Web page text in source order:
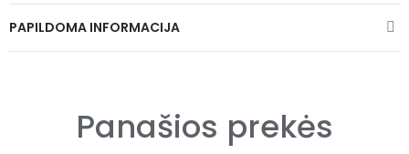
PAPILDOMA INFORMACIJA
Panašios prekės